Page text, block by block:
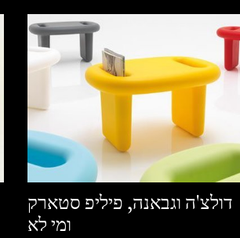
דולצ'ה וגבאנה, פיליפ סטארק
ומי לא